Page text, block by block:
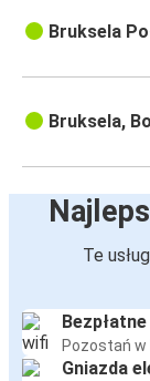
Bruksela
Bruksela,
Te
Bezpłatne
Pozostań w
Gniazda